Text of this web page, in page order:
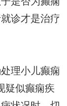
诊才是治疗
理小儿癫痫
疑似癫痫疾